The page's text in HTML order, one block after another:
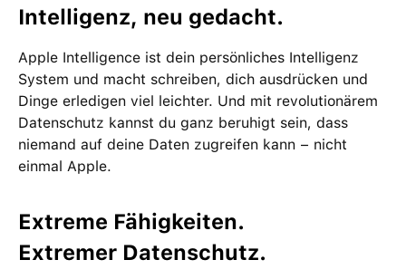
Intelligenz, neu gedacht.
Apple Intelligence ist dein per­sön­liches Intelligenz
System und macht schreiben, dich ausdrücken und
Dinge erle­digen viel leichter. Und mit revolutio­närem
Daten­schutz kannst du ganz beruhigt sein, dass
niemand auf deine Daten zu­greifen kann − nicht
einmal Apple.
Extreme Fähig­keiten.
Extremer Daten­schutz.